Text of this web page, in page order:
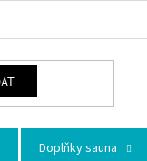
Doplňky sauna